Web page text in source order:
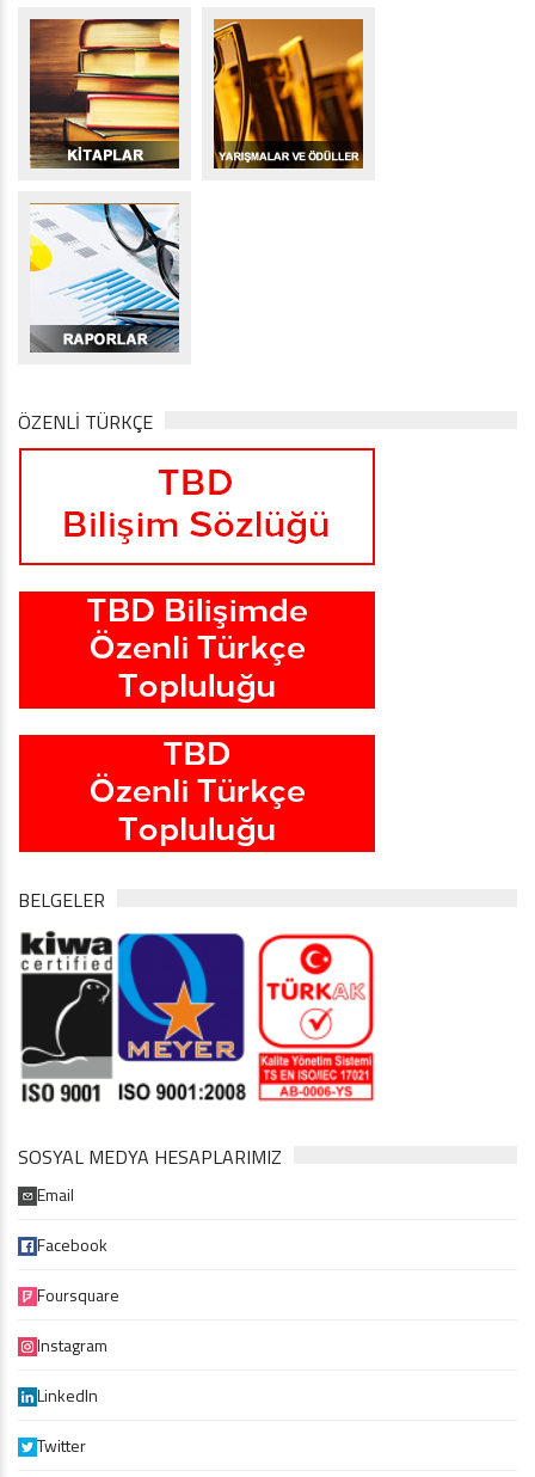
ÖZENLİ TÜRKÇE
BELGELER
SOSYAL MEDYA HESAPLARIMIZ
Email
Facebook
Foursquare
Instagram
LinkedIn
Twitter